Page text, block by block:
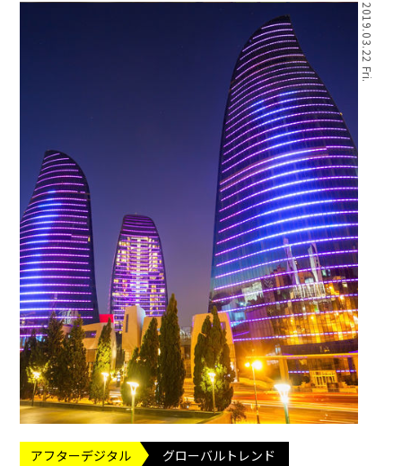
2019.03.22 Fri.
アフターデジタル グローバルトレンド